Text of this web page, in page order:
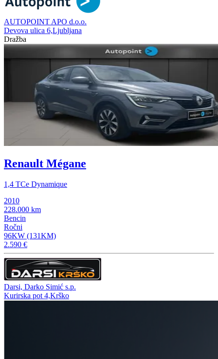
AUTOPOINT APO d.o.o.
Devova ulica 6,Ljubljana
Dražba
Renault Mégane
1,4 TCe Dynamique
2010
228.000 km
Bencin
Ročni
96KW (131KM)
2.590 €
Darsi, Darko Simić s.p.
Kurirska pot 4,Krško